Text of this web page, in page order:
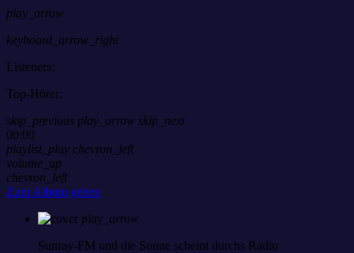
play_arrow
keyboard_arrow_right
Listeners:
Top-Hörer:
skip_previous play_arrow skip_next
00:00
playlist_play chevron_left
volume_up
chevron_left
Zum Album gehen
play_arrow
Sunray-FM und die Sonne scheint durchs Radio